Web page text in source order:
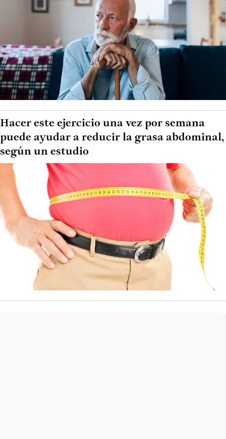
Hacer este ejercicio una vez por semana
puede ayudar a reducir la grasa abdominal,
según un estudio